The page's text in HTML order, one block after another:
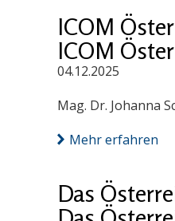
ICOM
ICOM
04.12.2025
Mag. Dr. Johanna
Mehr erfahren
Das